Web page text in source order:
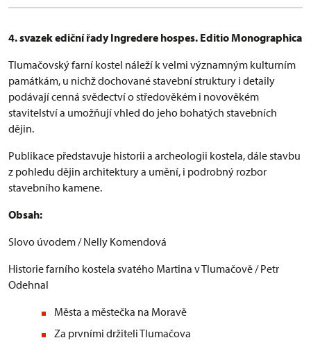
4. svazek ediční řady Ingredere hospes. Editio Monographica
Tlumačovský farní kostel náleží k velmi významným kulturním
památkám, u nichž dochované stavební struktury i detaily
podávají cenná svědectví o středověkém i novověkém
stavitelství a umožňují vhled do jeho bohatých stavebních
dějin.
Publikace představuje historii a archeologii kostela, dále stavbu
z pohledu dějin architektury a umění, i podrobný rozbor
stavebního kamene.
Obsah:
Slovo úvodem / Nelly Komendová
Historie farního kostela svatého Martina v Tlumačově / Petr
Odehnal
Města a městečka na Moravě
Za prvními držiteli Tlumačova